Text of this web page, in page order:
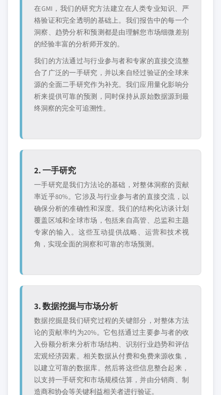
在GMI，我们的研究方法建立在人类专业知识、严
格验证和完全透明的基础上。我们报告中的每一个
洞察、趋势分析和预测都是由理解您市场细微差别
的经验丰富的分析师开发的。
我们的方法通过与行业参与者和专家的直接交流整
合了广泛的一手研究，并以来自经过验证的全球来
源的全面二手研究作为补充。我们应用量化影响分
析来提供可靠的预测，同时保持从原始数据源到最
终洞察的完全可追溯性。
2. 一手研究
一手研究是我们方法论的基础，对整体洞察的贡献
率近乎80%。它涉及与行业参与者的直接交流，以
确保分析的准确性和深度。我们的结构化访谈计划
覆盖区域和全球市场，包括来自高管、总监和主题
专家的输入。这些互动提供战略、运营和技术视
角，实现全面的洞察和可靠的市场预测。
3. 数据挖掘与市场分析
数据挖掘是我们研究过程的关键部分，对整体方法
论的贡献率约为20%。它包括通过主要参与者的收
入份额分析来分析市场结构、识别行业趋势和评估
宏观经济因素。相关数据从付费和免费来源收集，
以建立可靠的数据库。然后将这些信息整合起来，
以支持一手研究和市场规模估算，并由分销商、制
造商和协会等关键利益相关者进行验证。